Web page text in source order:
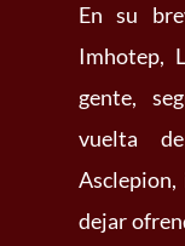
En su
Imhotep,
gente,
vuelta
dejar